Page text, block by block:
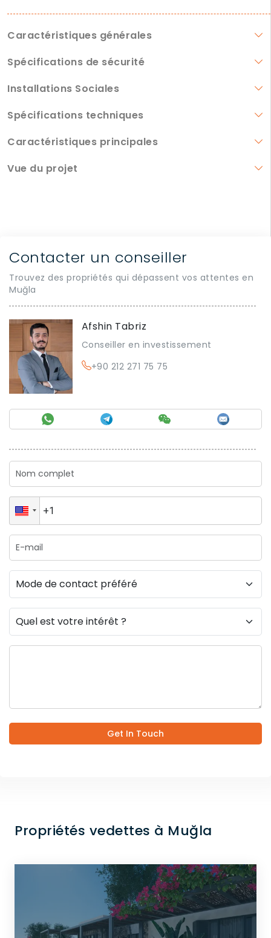
Caractéristiques générales
Spécifications de sécurité
Installations Sociales
Spécifications techniques
Caractéristiques principales
Vue du projet
Contacter un conseiller
Trouvez des propriétés qui dépassent vos attentes en
Muğla
Afshin Tabriz
Conseiller en investissement
+90 212 271 75 75
Get In Touch
Propriétés vedettes à Muğla